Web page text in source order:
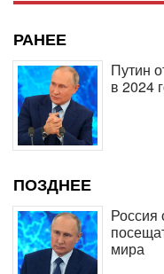
РАНЕЕ
Путин
в 2024
ПОЗДНЕЕ
Россия
мира